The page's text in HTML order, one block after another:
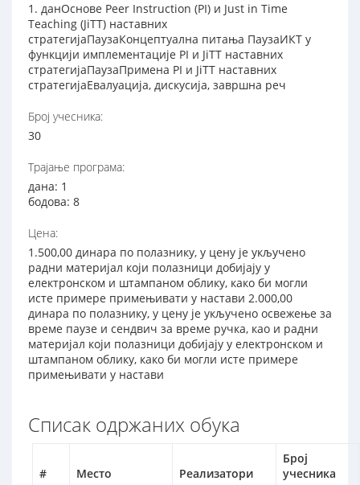
1. данОснове Peer Instruction (PI) и Just in Time
Teaching (JiTT) наставних
стратегијаПаузаКонцептуална питања ПаузаИКТ у
функцији имплементације PI и JiTT наставних
стратегијаПаузаПримена PI и JiTT наставних
стратегијаЕвалуација, дискусија, завршна реч
Број учесника:
30
Трајање програма:
дана: 1
бодова: 8
Цена:
1.500,00 динара по полазнику, у цену је укључено
радни материјал који полазници добијају у
електронском и штампаном облику, како би могли
исте примере примењивати у настави 2.000,00
динара по полазнику, у цену је укључено освежење за
време паузе и сендвич за време ручка, кao и радни
материјал који полазници добијају у електронском и
штампаном облику, како би могли исте примере
примењивати у настави
Списак одржаних обука
# Место Реализатори
Број
учесника